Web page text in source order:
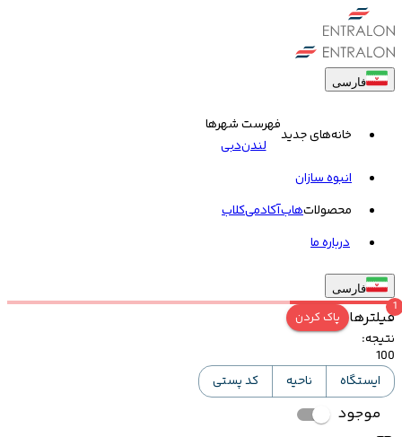
فارسی
خانه‌های جدید
فهرست شهرها
لندندبی
انبوه سازان
محصولاتهابآکادمیکلاب
درباره ما
فارسی
فیلترها
1
پاک کردن
نتیجه:
100
ایستگاه
ناحیه کد پستی
موجود